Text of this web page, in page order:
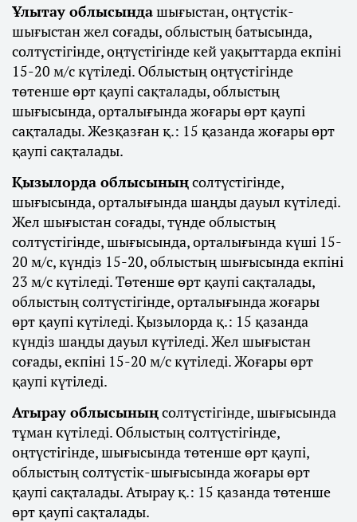
Ұлытау облысындашығыстан, оңтүстік-
шығыстан жел соғады, облыстың батысында,
солтүстігінде, оңтүстігінде кей уақыттарда екпіні
15-20 м/с күтіледі. Облыстың оңтүстігінде
төтенше өрт қаупі сақталады, облыстың
шығысында, орталығында жоғары өрт қаупі
сақталады. Жезқазған қ.: 15 қазанда жоғары өрт
қаупі сақталады.
Қызылорда облысыныңсолтүстігінде,
шығысында, орталығында шаңды дауыл күтіледі.
Жел шығыстан соғады, түнде облыстың
солтүстігінде, шығысында, орталығында күші 15-
20 м/с, күндіз 15-20, облыстың шығысында екпіні
23 м/с күтіледі. Төтенше өрт қаупі сақталады,
облыстың солтүстігінде, орталығында жоғары
өрт қаупі күтіледі. Қызылорда қ.: 15 қазанда
күндіз шаңды дауыл күтіледі. Жел шығыстан
соғады, екпіні 15-20 м/с күтіледі. Жоғары өрт
қаупі күтіледі.
Атырау облысыныңсолтүстігінде, шығысында
тұман күтіледі. Облыстың солтүстігінде,
оңтүстігінде, шығысында төтенше өрт қаупі,
облыстың солтүстік-шығысында жоғары өрт
қаупі сақталады. Атырау қ.: 15 қазанда төтенше
өрт қаупі сақталады.